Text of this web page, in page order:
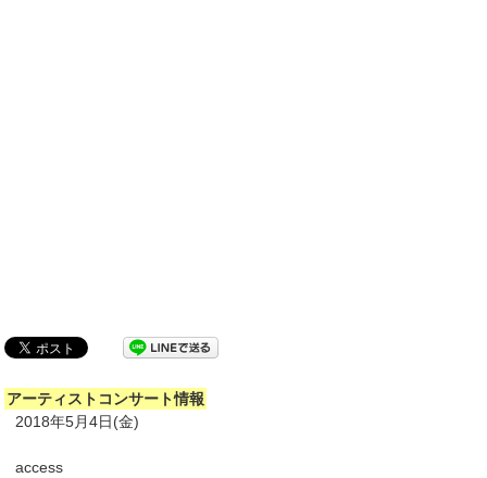
アーティストコンサート情報
2018年5月4日(金)
access